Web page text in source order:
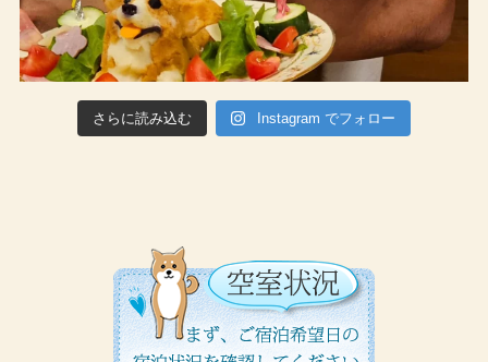
さらに読み込む Instagram でフォロー